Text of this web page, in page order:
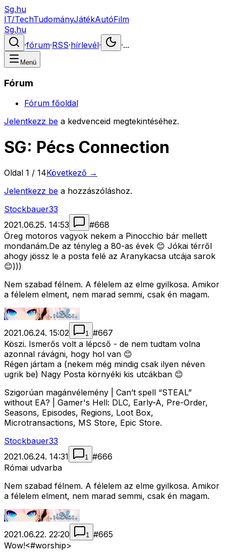
Sg.hu
IT/TechTudományJátékAutóFilm
Sg.hu
·fórum·RSS·hírlevél· ·...
Menü
Fórum
Fórum főoldal
Jelentkezz be a kedvenceid megtekintéséhez.
SG: Pécs Connection
Oldal 1 / 14Következő →
Jelentkezz be a hozzászóláshoz.
Stockbauer33
2021.06.25. 14:53
#668
Öreg motoros vagyok nekem a Pinocchio bár mellett
mondanám.De az tényleg a 80-as évek 😊 Jókai térről
ahogy jössz le a posta felé az Aranykacsa utcája sarok
😊)))
Nem szabad félnem. A félelem az elme gyilkosa. Amikor
a félelem elment, nem marad semmi, csak én magam.
2021.06.24. 15:02 1 #667
Köszi. Ismerős volt a lépcső - de nem tudtam volna
azonnal rávágni, hogy hol van 😊
Régen jártam a (nekem még mindig csak ilyen néven
ugrik be) Nagy Posta környéki kis utcákban 😊
Szigorúan magánvélemény | Can’t spell “STEAL”
without EA? | Gamer's Hell: DLC, Early-A, Pre-Order,
Seasons, Episodes, Regions, Loot Box,
Microtransactions, MS Store, Epic Store.
Stockbauer33
2021.06.24. 14:31
1 #666
Római udvarba
Nem szabad félnem. A félelem az elme gyilkosa. Amikor
a félelem elment, nem marad semmi, csak én magam.
2021.06.22. 22:20 1 #665
Wow!<#worship>